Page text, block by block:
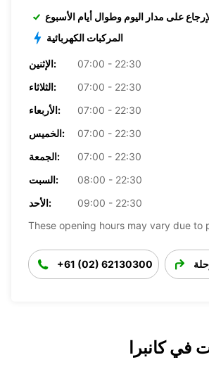
على مدار اليوم وطوال أيام الأسبوع
المركبات الكهربائية
الإثنين:
07:00 - 22:30
الثلاثاء:
07:00 - 22:30
الأربعاء:
07:00 - 22:30
الخميس:
07:00 - 22:30
الجمعة:
07:00 - 22:30
السبت:
08:00 - 22:30
الأحد:
09:00 - 22:30
These opening hours may vary due to
+61 (02) 62130300
في كانبرا